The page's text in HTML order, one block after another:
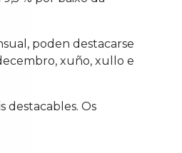
poden destacarse
xuño, xullo e
destacables. Os